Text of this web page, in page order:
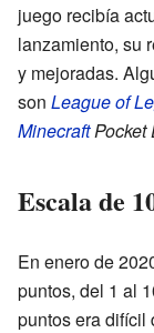
juego recibía
lanzamiento, su
y mejoradas.
son League of
MinecraftPocket
Escala de
En enero de
puntos, del 1 al
puntos era difícil